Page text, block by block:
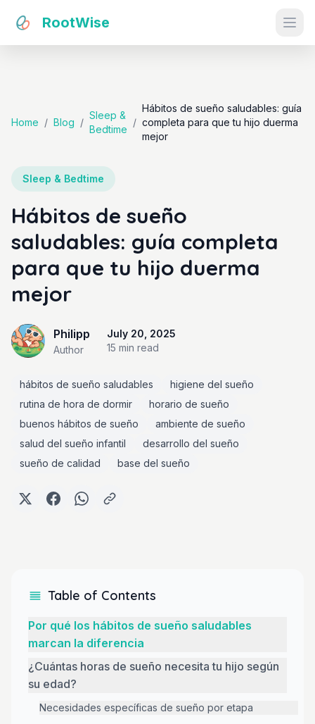
RootWise
Home / Blog /
Sleep &
Bedtime
/
Hábitos de sueño saludables: guía
completa para que tu hijo duerma
mejor
Sleep & Bedtime
Hábitos de sueño
saludables: guía completa
para que tu hijo duerma
mejor
Philipp
Author
July 20, 2025
15 min read
hábitos de sueño saludables
higiene del sueño
rutina de hora de dormir
horario de sueño
buenos hábitos de sueño
ambiente de sueño
salud del sueño infantil
desarrollo del sueño
sueño de calidad
base del sueño
Table of Contents
Por qué los hábitos de sueño saludables
marcan la diferencia
¿Cuántas horas de sueño necesita tu hijo según
su edad?
Necesidades específicas de sueño por etapa